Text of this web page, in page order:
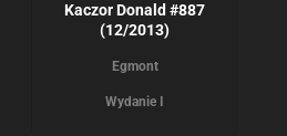
Kaczor Donald #887
(12/2013)
Egmont
Wydanie I